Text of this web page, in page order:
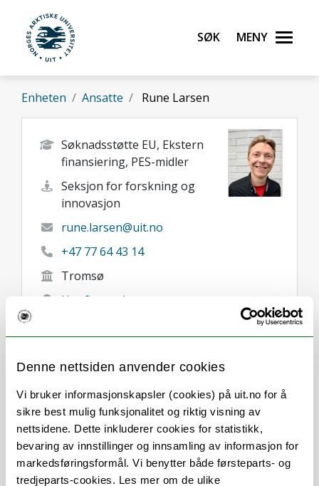
Denne nettsiden anvender cookies
Vi bruker informasjonskapsler (cookies) på uit.no for å
sikre best mulig funksjonalitet og riktig visning av
nettsidene. Dette inkluderer cookies for statistikk,
bevaring av innstillinger og innsamling av informasjon for
markedsføringsformål. Vi benytter både førsteparts- og
tredjeparts-cookies. Les mer om de ulike
Gå til hovedinnhold
UiT Norges arktiske universitet
Søk Meny
Enheten Ansatte Rune Larsen
Søknadsstøtte EU, Ekstern
finansiering, PES-midler
Seksjon for forskning og
innovasjon
rune.larsen@uit.no
+47 77 64 43 14
Tromsø
Her finner du meg
Om
Forskning og undervisning
Publikasjoner
Her finner du meg